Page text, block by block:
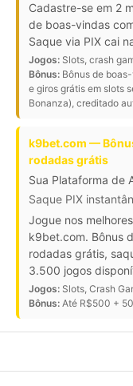
Cadastre-se em 2
de boas-vindas
Saque via PIX cai
Jogos: Slots, crash
Bônus: Bônus de
e giros grátis em slots
Bonanza), creditado
k9bet.com —
rodadas grátis
Sua Plataforma de
Saque PIX
Jogue nos
k9bet.com. Bônus
rodadas grátis,
3.500 jogos
Jogos: Slots, Crash
Bônus: Até R$500 +